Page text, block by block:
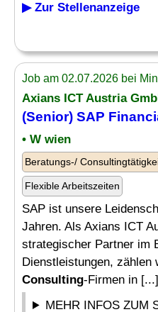
▶ Zur Stellenanzeige
Job am 02.07.2026 bei
Axians ICT Austria
(Senior) SAP
• W wien
Beratungs-/
Flexible Arbeitszeiten
SAP ist unsere
Jahren. Als Axians ICT
strategischer Partner im
Dienstleistungen, zählen
Consulting-Firmen in [...]
MEHR INFOS ZUM